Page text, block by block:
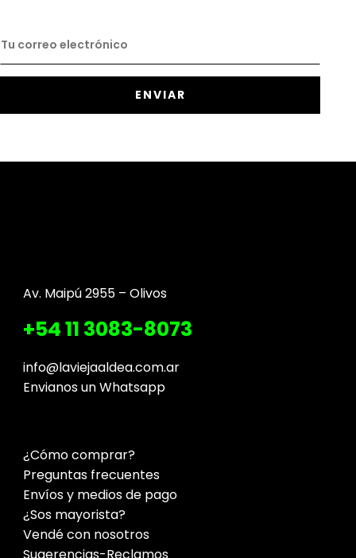
Av. Maipú 2955 – Olivos
+54 11 3083-8073
info@laviejaaldea.com.ar
Envianos un Whatsapp
¿Cómo comprar?
Preguntas frecuentes
Envíos y medios de pago
¿Sos mayorista?
Vendé con nosotros